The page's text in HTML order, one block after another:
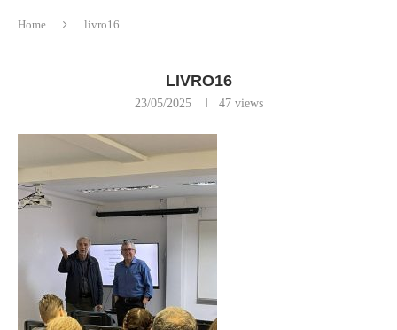
Home livro16
LIVRO16
23/05/2025 47views